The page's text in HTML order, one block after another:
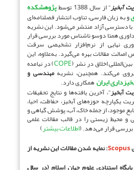
آبخیز" از سال 1388 توسط پژوهشکده
و به زبان فار‌سی، تناوب انتشار فصلنامه‌ای
با دسترسی آزاد منتشر می‌شود. این نشریه
همتا دو‌سو ناشناس مورد بررسی قرار
نهایی از نرم‌افزار تشخیصی سرقت
مقالات بهره می‌گیرد. به‌علاوه، این
اخلاق در نشر (COPE) در نیامده
می‌کند. همچنین، نشریهمهندسی و
ایرانهمکاری دارد.
آبخیز"، آخرین یافته‌ها و نتایج تحقیقات
یکپارچه حوزه‌های آبخیز، حفاظت، احیا،
موجود، از جمله خاک، آب، پوشش گیاهی و
و ‌محیط زیستی را در قالب مقالات علمی
قرار می‌دهد. (اطلاعات بیشتر)
Scopus: نمایه شدن مقالات این نشریه از
استنادی علوم جهان اسلام (در سال